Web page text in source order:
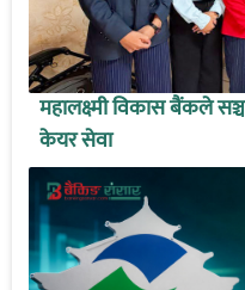
महालक्ष्मी विकास बैंकले
केयर सेवा